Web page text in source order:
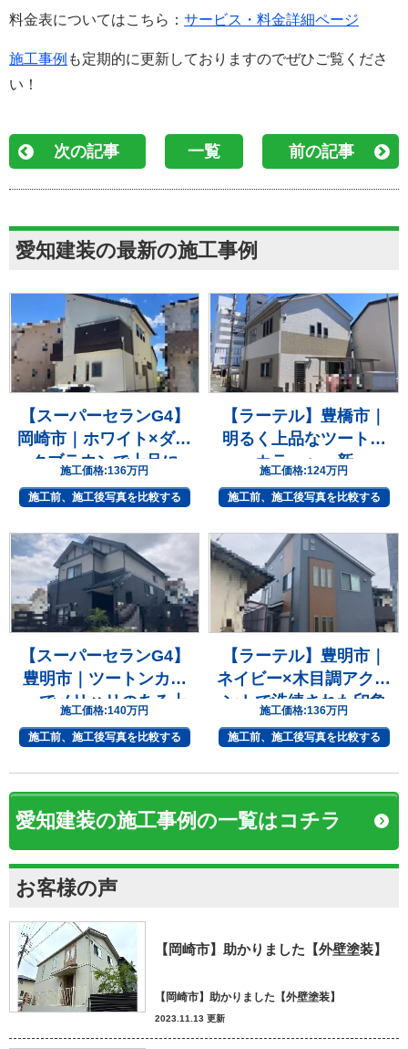
料金表についてはこちら： サービス・料金詳細ページ
施工事例 も定期的に更新しておりますのでぜひご覧くださ
い！
次の記事 一覧 前の記事
愛知建装の最新の施工事例
【スーパーセランG4】
岡崎市｜ホワイト×ダー
クブラウンで上品に
施工価格:136万円
施工前、施工後写真を比較する
【ラーテル】豊橋市｜
明るく上品なツートン
カラーへ一新
施工価格:124万円
施工前、施工後写真を比較する
【スーパーセランG4】
豊明市｜ツートンカラ
ーでメリハリのある上
質な住まいへ
施工価格:140万円
施工前、施工後写真を比較する
【ラーテル】豊明市｜
ネイビー×木目調アクセ
ントで洗練された印象
へ
施工価格:136万円
施工前、施工後写真を比較する
愛知建装の施工事例の一覧はコチラ
お客様の声
【岡崎市】助かりました【外壁塗装】
【岡崎市】助かりました【外壁塗装】
2023.11.13 更新